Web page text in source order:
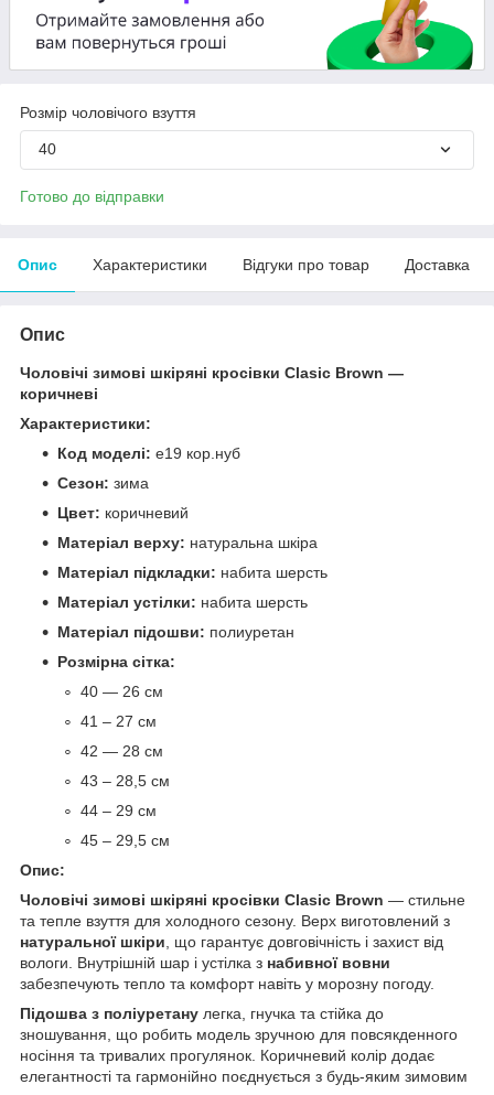
Розмір чоловічого взуття
40
Готово до відправки
Опис Характеристики Відгуки про товар Доставка
Опис
Чоловічі зимові шкіряні кросівки Clasic Brown —
коричневі
Характеристики:
Код моделі: е19 кор.нуб
Сезон: зима
Цвет: коричневий
Матеріал верху: натуральна шкіра
Матеріал підкладки: набита шерсть
Матеріал устілки: набита шерсть
Матеріал підошви: полиуретан
Розмірна сітка:
40 — 26 см
41 – 27 см
42 — 28 см
43 – 28,5 см
44 – 29 см
45 – 29,5 см
Опис:
Чоловічі зимові шкіряні кросівки Clasic Brown — стильне
та тепле взуття для холодного сезону. Верх виготовлений з
натуральної шкіри, що гарантує довговічність і захист від
вологи. Внутрішній шар і устілка з набивної вовни
забезпечують тепло та комфорт навіть у морозну погоду.
Підошва з поліуретану легка, гнучка та стійка до
зношування, що робить модель зручною для повсякденного
носіння та тривалих прогулянок. Коричневий колір додає
елегантності та гармонійно поєднується з будь-яким зимовим